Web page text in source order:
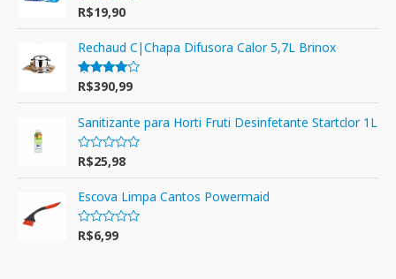
Avaliação
5.00
de 5
R$19,90
Rechaud C|Chapa Difusora Calor 5,7L Brinox
Avaliação
de 5
R$390,99
Sanitizante para Horti Fruti Desinfetante Startclor 1L
A
l
i
a
ã
R$25,98
Escova Limpa Cantos Powermaid
A
R$6,99